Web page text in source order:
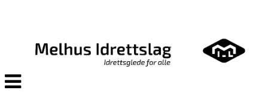
Veksle
navigasjon